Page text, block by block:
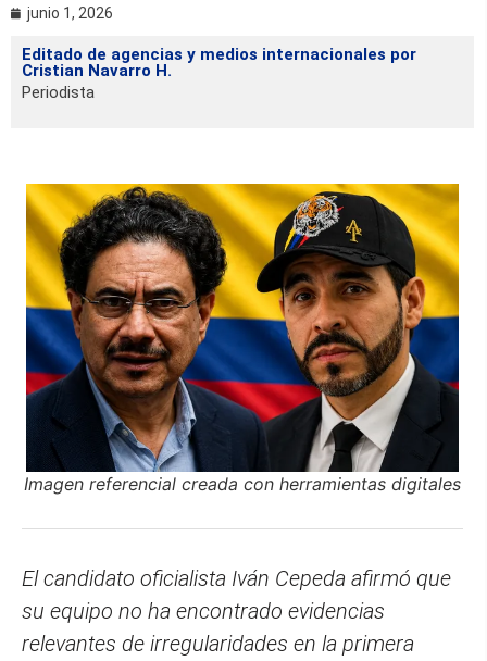
junio 1, 2026
Editado de agencias y medios internacionales por
Cristian Navarro H.
Periodista
Imagen referencial creada con herramientas digitales
El candidato oficialista Iván Cepeda afirmó que
su equipo no ha encontrado evidencias
relevantes de irregularidades en la primera